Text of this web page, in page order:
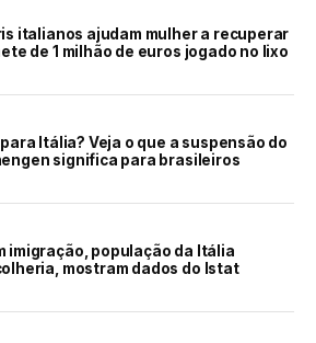
italianos ajudam mulher a recuperar
de 1 milhão de euros jogado no lixo
Itália? Veja o que a suspensão do
significa para brasileiros
imigração, população da Itália
mostram dados do Istat